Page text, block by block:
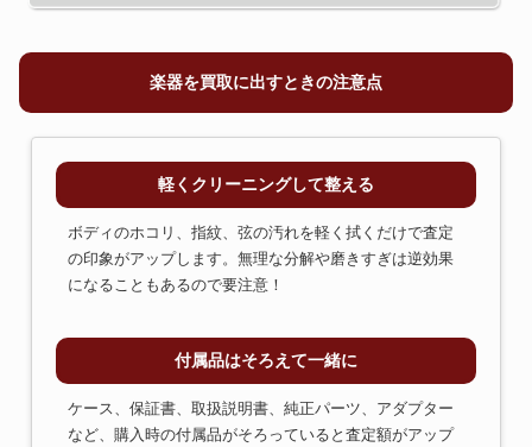
楽器を買取に出すときの注意点
軽くクリーニングして整える
ボディのホコリ、指紋、弦の汚れを軽く拭くだけで査定
の印象がアップします。無理な分解や磨きすぎは逆効果
になることもあるので要注意！
付属品はそろえて一緒に
ケース、保証書、取扱説明書、純正パーツ、アダプター
など、購入時の付属品がそろっていると査定額がアップ